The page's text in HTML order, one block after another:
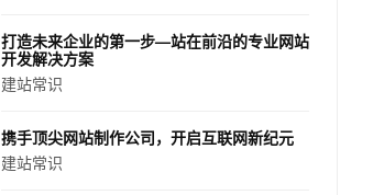
打造未来企业的第一步—站在前沿的专业网站
开发解决方案
建站常识
携手顶尖网站制作公司，开启互联网新纪元
建站常识